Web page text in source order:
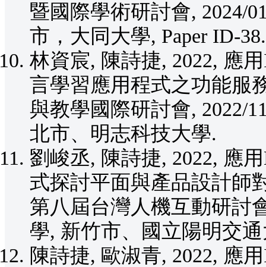
暨國際學術研討會, 2024/
市，大同大學, Paper ID-38.
林資宸, 陳詩捷, 2022, 應
言學習應用程式之功能服
與教學國際研討會, 2022/
北市、明志科技大學.
劉峻丞, 陳詩捷, 2022, 應
式探討平面與產品設計師
第八屆台灣人機互動研討
學, 新竹市、國立陽明交
陳詩捷, 歐淑青, 2022, 應